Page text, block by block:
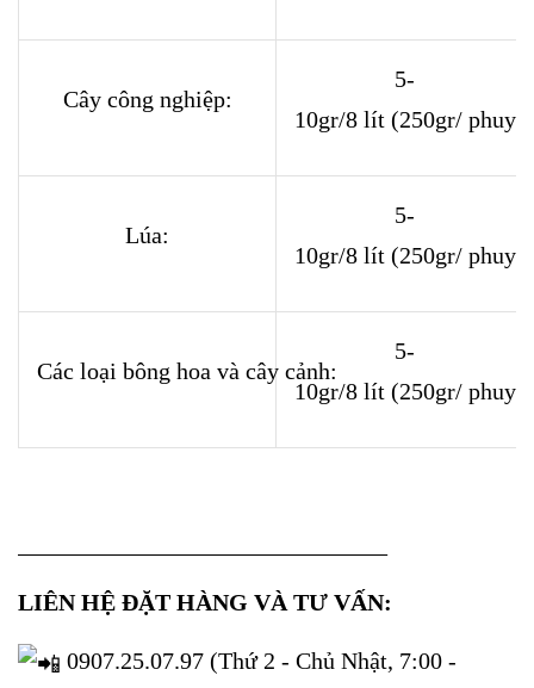
Cây công nghiệp:
5-
10gr/8 lít (250gr/ phuy
Lúa:
5-
10gr/8 lít (250gr/ phuy
Các loại bông hoa và cây cảnh:
5-
10gr/8 lít (250gr/ phuy
LIÊN HỆ ĐẶT HÀNG VÀ TƯ VẤN:
0907.25.07.97 (Thứ 2 - Chủ Nhật, 7:00 -